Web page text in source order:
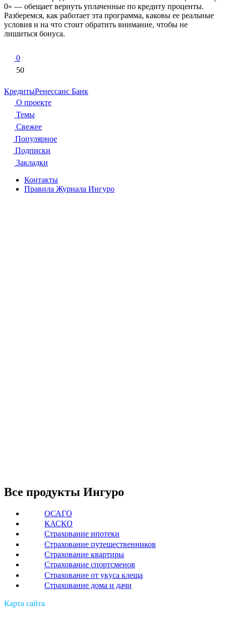
0» — обещает вернуть уплаченные по кредиту проценты.
Разберемся, как работает эта программа, каковы ее реальные
условия и на что стоит обратить внимание, чтобы не
лишиться бонуса.
0
50
КредитыРенессанс Банк
О проекте
Темы
Свежее
Популярное
Подписки
Закладки
Контакты
Правила Журнала Ингуро
Все продукты Ингуро
ОСАГО
КАСКО
Страхование ипотеки
Страхование путешественников
Страхование квартиры
Страхование спортсменов
Страхование от укуса клеща
Страхование дома и дачи
Карта сайта